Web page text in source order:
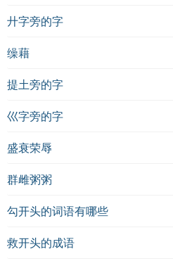
廾字旁的字
缲藉
提土旁的字
巛字旁的字
盛衰荣辱
群雌粥粥
勾开头的词语有哪些
救开头的成语